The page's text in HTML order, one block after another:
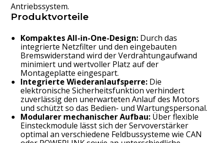
Antriebssystem.
Produktvorteile
Kompaktes All-in-One-Design:Durch das
integrierte Netzfilter und den eingebauten
Bremswiderstand wird der Verdrahtungaufwand
minimiert und wertvoller Platz auf der
Montageplatte eingespart.
Integrierte Wiederanlaufsperre:Die
elektronische Sicherheitsfunktion verhindert
zuverlässig den unerwarteten Anlauf des Motors
und schützt so das Bedien- und Wartungspersonal.
Modularer mechanischer Aufbau:Über flexible
Einsteckmodule lässt sich der Servoverstärker
optimal an verschiedene Feldbussysteme wie CAN